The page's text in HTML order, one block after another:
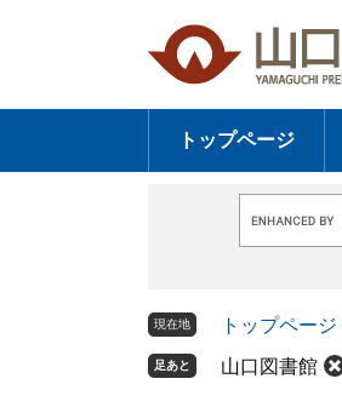
の
頭
ー
飛
トップページ
o
e
ス
現在地 トップページ
足あと 山口図書館